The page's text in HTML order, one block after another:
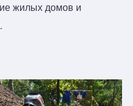
жилых домов и